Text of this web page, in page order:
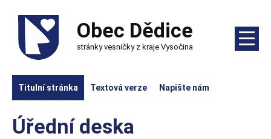
Obec Dědice
stránky vesničky z kraje Vysočina
Titulní stránka Textová verze Napište nám
Úřední deska